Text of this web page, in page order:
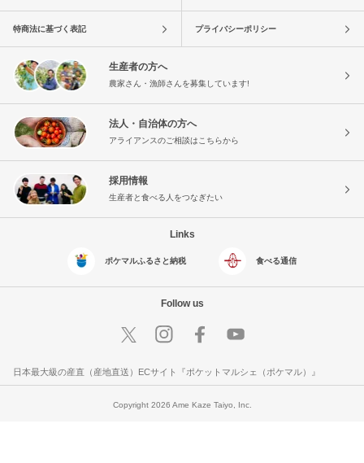
特商法に基づく表記 プライバシーポリシー
生産者の方へ
農家さん・漁師さんを募集しています!
法人・自治体の方へ
アライアンスのご相談はこちらから
採用情報
生産者と食べる人をつなぎたい
Links
ポケマルふるさと納税 食べる通信
Follow us
日本最大級の産直（産地直送）ECサイト『ポケットマルシェ（ポケマル）』
Copyright 2026 Ame Kaze Taiyo, Inc.